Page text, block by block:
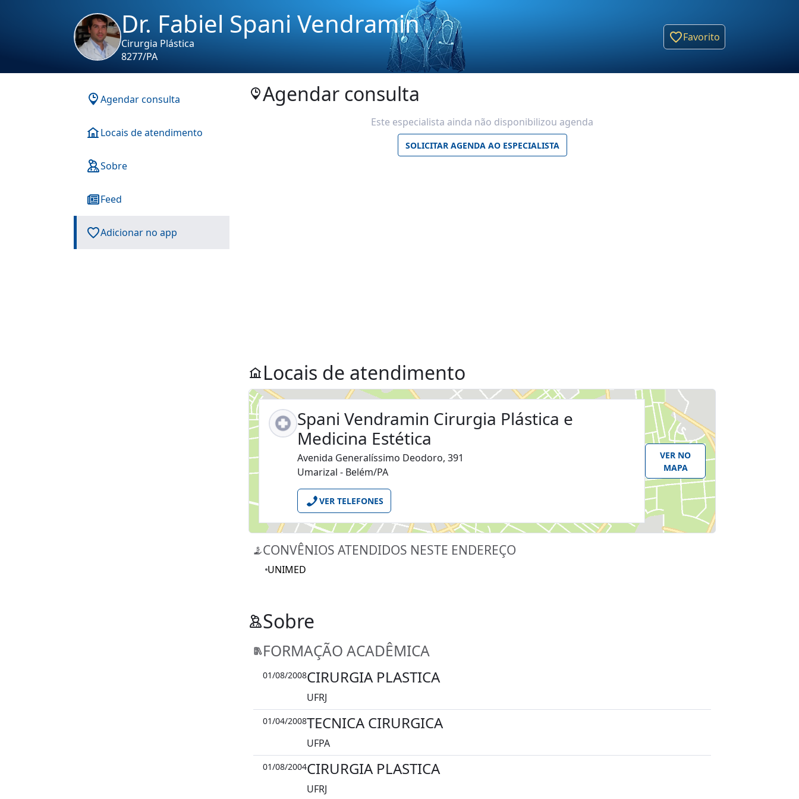
Dr. Fabiel Spani Vendramin
Cirurgia Plástica
8277/PA
Favorito
Agendar consulta
Locais de atendimento
Sobre
Feed
Adicionar no app
Agendar consulta
Locais de atendimento
Spani Vendramin Cirurgia Plástica e
Medicina Estética
Avenida Generalíssimo Deodoro, 391
Umarizal - Belém/PA
VER TELEFONES
VER NO
MAPA
CONVÊNIOS ATENDIDOS NESTE ENDEREÇO
UNIMED
Sobre
FORMAÇÃO ACADÊMICA
01/08/2008CIRURGIA PLASTICA
UFRJ
01/04/2008TECNICA CIRURGICA
UFPA
01/08/2004CIRURGIA PLASTICA
UFRJ